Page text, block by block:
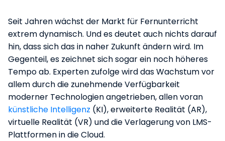
Seit Jahren wächst der Markt für Fernunterricht
extrem dynamisch. Und es deutet auch nichts darauf
hin, dass sich das in naher Zukunft ändern wird. Im
Gegenteil, es zeichnet sich sogar ein noch höheres
Tempo ab. Experten zufolge wird das Wachstum vor
allem durch die zunehmende Verfügbarkeit
moderner Technologien angetrieben, allen voran
künstliche Intelligenz (KI), erweiterte Realität (AR),
virtuelle Realität (VR) und die Verlagerung von LMS-
Plattformen in die Cloud.